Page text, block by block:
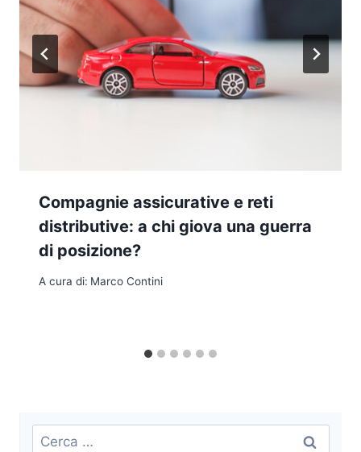
Compagnie assicurative e reti
distributive: a chi giova una guerra
di posizione?
A cura di: Marco Contini
Ricerca